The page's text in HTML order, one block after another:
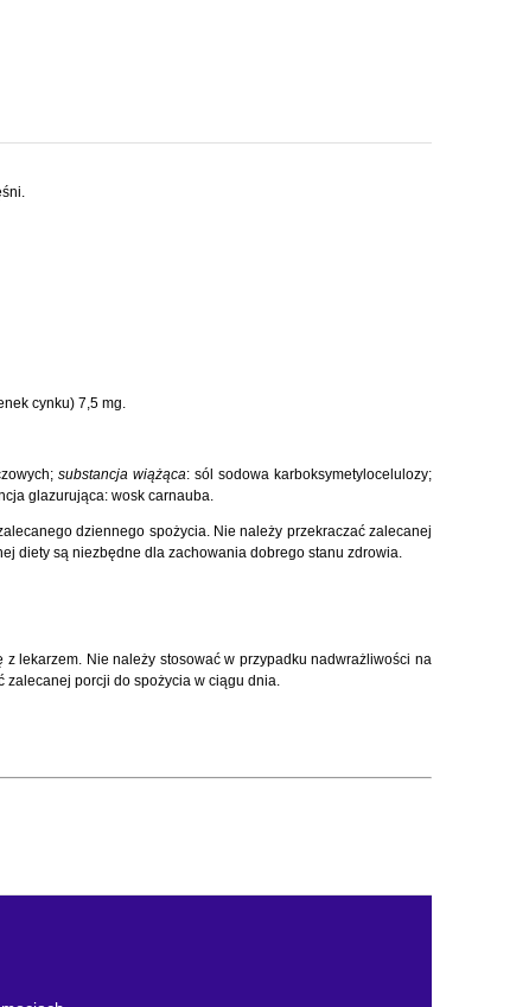
cynku) 7,5 mg.
substancja wiążąca: sól sodowa karboksymetylocelulozy;
glazurująca: wosk carnauba.
dziennego spożycia. Nie należy przekraczać zalecanej
diety są niezbędne dla zachowania dobrego stanu zdrowia.
lekarzem. Nie należy stosować w przypadku nadwrażliwości na
zalecanej porcji do spożycia w ciągu dnia.